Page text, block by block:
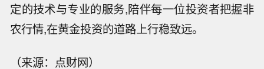
定的技术与专业的服务,陪伴每一位投资者把握非
农行情,在黄金投资的道路上行稳致远。
（来源：点财网）